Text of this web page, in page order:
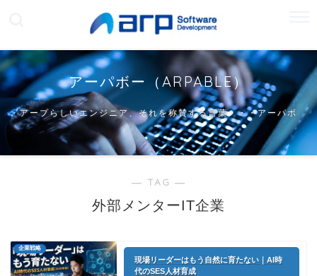
アーパボー（ARPABLE）
アープらしいエンジニア、それを称賛する言葉・・・アーパボ
ー
― TAG ―
外部メンターIT企業
企業戦略
現場リーダーはもう自然に育たない｜AI時
代のSES人材育成